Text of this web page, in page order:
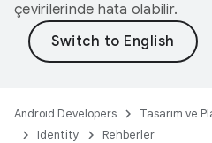
çevirilerinde hata olabilir.
Android Developers Tasarım ve
Identity
Rehberler